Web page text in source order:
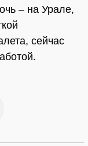
– на Урале,
сейчас